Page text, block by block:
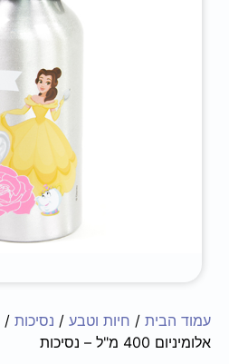
22.90₪
עמוד הבית / חיות וטבע / נסיכות /
אלומיניום 400 מ"ל – נסיכות